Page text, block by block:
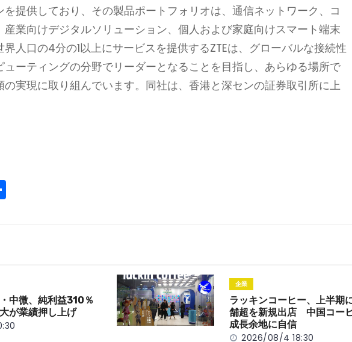
提供しており、その製品ポートフォリオは、通信ネットワーク、コ
業向けデジタルソリューション、個人および家庭向けスマート端末
人口の4分の1以上にサービスを提供するZTEは、グローバルな接続性
ューティングの分野でリーダーとなることを目指し、あらゆる場所で
実現に取り組んでいます。同社は、香港と深センの証券取引所に上
中微、純利益310％
が業績押し上げ
企業
ラッキンコーヒー、上半期
舗超を新規出店 中国コー
成長余地に自信
2026/08/4 18:30